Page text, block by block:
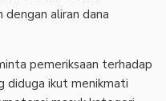
aliran dana
pemeriksaan terhadap
diduga ikut menikmati